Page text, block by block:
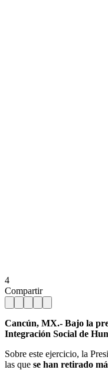
4
Compartir
Cancún, MX.- Bajo la
Integración Social de
Sobre este ejercicio, la
las que se han retirado